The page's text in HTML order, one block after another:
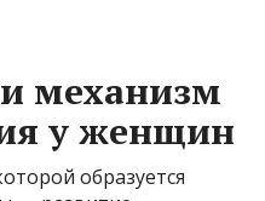
механизм
у женщин
образуется